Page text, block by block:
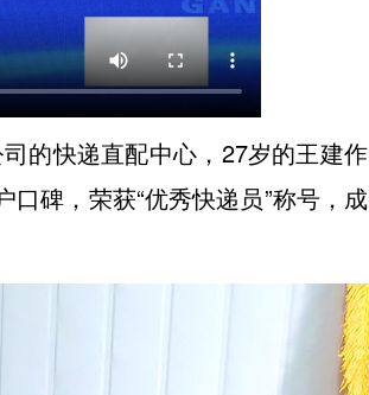
的快递直配中心，27岁的王建作
碑，荣获“优秀快递员”称号，成